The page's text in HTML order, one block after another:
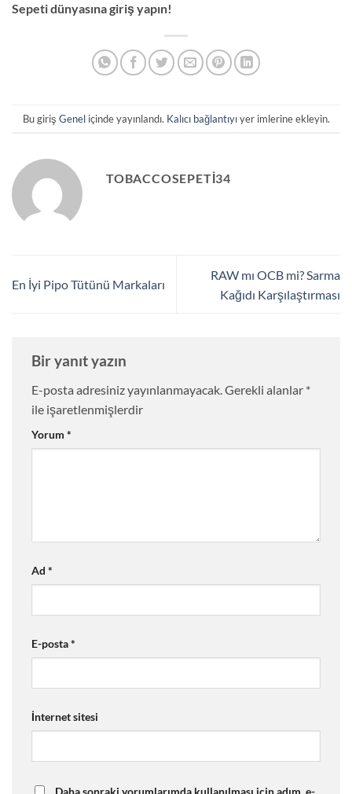
Sepeti dünyasına giriş yapın!
Bu giriş Geneliçinde yayınlandı. Kalıcı bağlantıyıyer imlerine ekleyin.
TOBACCOSEPETI34
En İyi Pipo Tütünü Markaları
RAW mı OCB mi? Sarma
Kağıdı Karşılaştırması
Bir yanıt yazın
E-posta adresiniz yayınlanmayacak.Gerekli alanlar *
ile işaretlenmişlerdir
Yorum *
Ad *
E-posta*
İnternet sitesi
Daha sonraki yorumlarımda kullanılması için adım, e-